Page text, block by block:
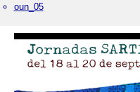
oun_05